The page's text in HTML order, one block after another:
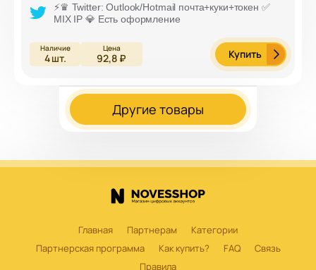
⚡️♛ Twitter: Outlook/Hotmail почта+куки+токен ✅
MIX IP 💎 Есть оформление
4шт. 92,8 ₽ Купить
Другие товары
Главная Партнерам
Категории
Партнерская программа
Как купить? FAQ
Связь
Правила